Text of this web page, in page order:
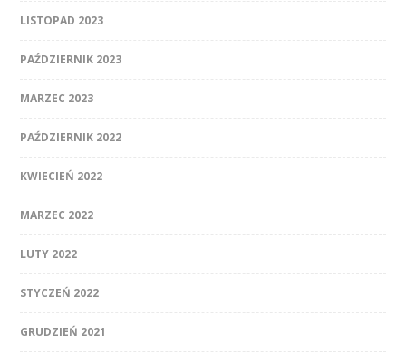
LISTOPAD 2023
PAŹDZIERNIK 2023
MARZEC 2023
PAŹDZIERNIK 2022
KWIECIEŃ 2022
MARZEC 2022
LUTY 2022
STYCZEŃ 2022
GRUDZIEŃ 2021